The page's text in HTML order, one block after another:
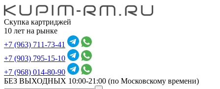
Скупка картриджей
10 лет на рынке
+7 (963) 711-73-41
+7 (903) 795-15-10
+7 (968) 014-80-90
БЕЗ ВЫХОДНЫХ 10:00-21:00 (по Московскому времени)